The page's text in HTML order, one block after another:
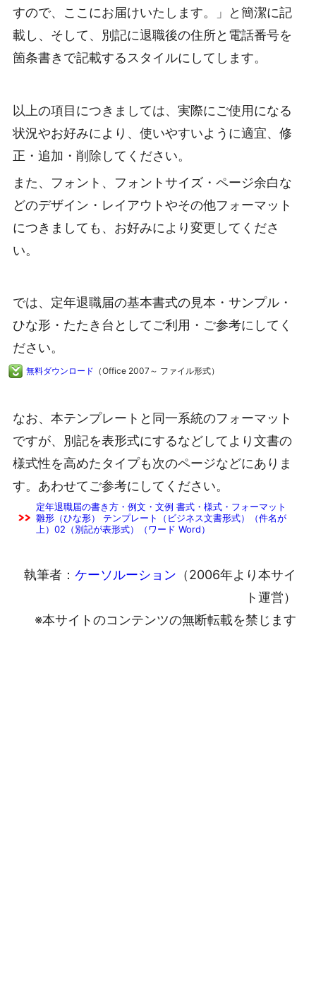
すので、ここにお届けいたします。」と簡潔に記
載し、そして、別記に退職後の住所と電話番号を
箇条書きで記載するスタイルにしてします。
以上の項目につきましては、実際にご使用になる
状況やお好みにより、使いやすいように適宜、修
正・追加・削除してください。
また、フォント、フォントサイズ・ページ余白な
どのデザイン・レイアウトやその他フォーマット
につきましても、お好みにより変更してくださ
い。
では、定年退職届の基本書式の見本・サンプル・
ひな形・たたき台としてご利用・ご参考にしてく
ださい。
無料ダウンロード （Office 2007～ ファイル形式）
なお、本テンプレートと同一系統のフォーマット
ですが、別記を表形式にするなどしてより文書の
様式性を高めたタイプも次のページなどにありま
す。あわせてご参考にしてください。
定年退職届の書き方・例文・文例 書式・様式・フォーマット
雛形（ひな形） テンプレート（ビジネス文書形式）（件名が
上）02（別記が表形式）（ワード Word）
執筆者： ケーソルーション （2006年より本サイ
ト運営）
※本サイトのコンテンツの無断転載を禁じます